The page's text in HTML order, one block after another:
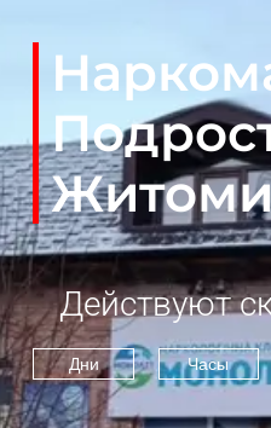
Действуют
Дни Часы